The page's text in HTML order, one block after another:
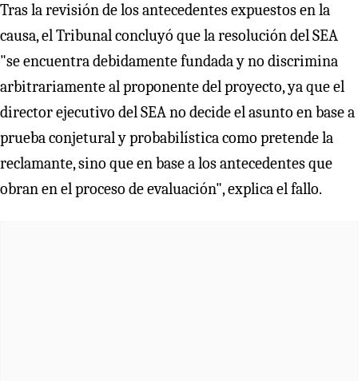
Tras la revisión de los antecedentes expuestos en la
causa, el Tribunal concluyó que la resolución del SEA
"se encuentra debidamente fundada y no discrimina
arbitrariamente al proponente del proyecto, ya que el
director ejecutivo del SEA no decide el asunto en base a
prueba conjetural y probabilística como pretende la
reclamante, sino que en base a los antecedentes que
obran en el proceso de evaluación", explica el fallo.